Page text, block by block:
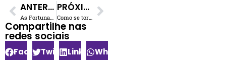
ANTERIOR
As Fortunas Inimagináveis: Quem Foram os Artistas Mais Ricos do Século 20?
PRÓXIMO
Como se tornar um Engenheiro de Gravação
Compartilhe nas
redes sociais​
FacebookTwitterLinkedInWhatsApp